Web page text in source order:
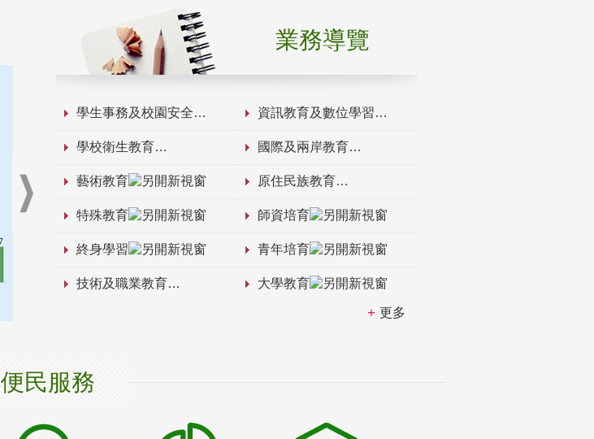
業務導覽
學生事務及校園安全 資訊教育及數位學習
學校衛生教育 國際及兩岸教育
藝術教育 原住民族教育
特殊教育 師資培育
終身學習 青年培育
技術及職業教育 大學教育
更多
便民服務